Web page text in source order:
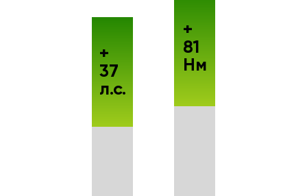
+
37
л.с.
+
81
Нм